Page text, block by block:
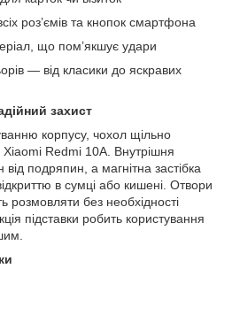
роз’ємів та кнопок смартфона
що пом’якшує удари
— від класики до яскравих
захист
корпусу, чохол щільно
Redmi 10A. Внутрішня
подряпин, а магнітна застібка
в сумці або кишені. Отвори
розмовляти без необхідності
підставки робить користування